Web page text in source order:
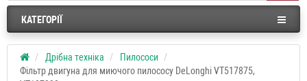
КАТЕГОРІЇ
Дрібна техніка
Пилососи
Фільтр двигуна для миючого пилососу DeLonghi VT517875,